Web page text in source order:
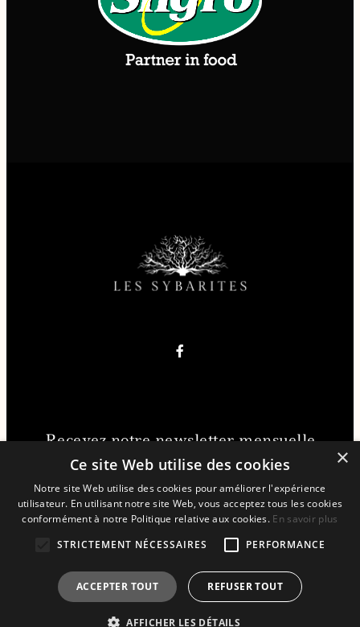
Recevez notre newsletter mensuelle
gratuitement
JE REJOINS LA NEWSLETTER !
×
Ce site Web utilise des cookies
Notre site Web utilise des cookies pour améliorer l'expérience
utilisateur. En utilisant notre site Web, vous acceptez tous les cookies
conformément à notre Politique relative aux cookies. En savoir plus
STRICTEMENT NÉCESSAIRES
PERFORMANCE
ACCEPTER TOUT REFUSER TOUT
AFFICHER LES DÉTAILS